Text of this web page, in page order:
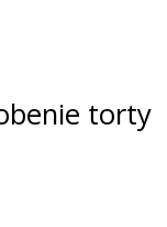
torty